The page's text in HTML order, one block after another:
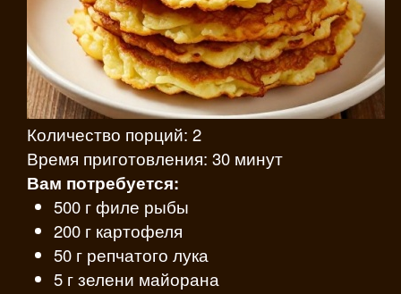
Количество порций: 2
Время приготовления: 30 минут
Вам потребуется:
500 г филе рыбы
200 г картофеля
50 г репчатого лука
5 г зелени майорана